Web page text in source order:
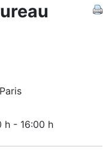
h - 16:00 h